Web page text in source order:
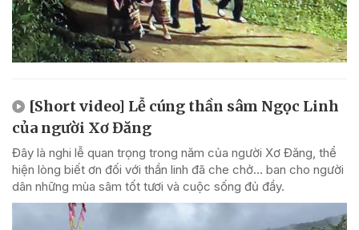
[Short video] Lễ cúng thần sâm Ngọc Linh
của người Xơ Đăng
Đây là nghi lễ quan trọng trong năm của người Xơ Đăng, thể
hiện lòng biết ơn đối với thần linh đã che chở... ban cho người
dân những mùa sâm tốt tươi và cuộc sống đủ đầy.